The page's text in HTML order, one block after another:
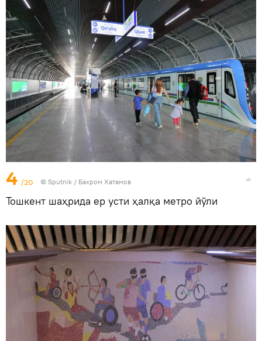
4 /20 © Sputnik / Бахром Хатамов
Тошкент шаҳрида ер усти ҳалқа метро йўли